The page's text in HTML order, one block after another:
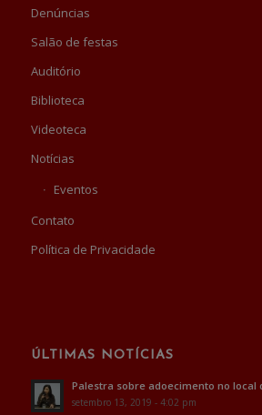
Denúncias
Salão de festas
Auditório
Biblioteca
Videoteca
Notícias
Eventos
Contato
Política de Privacidade
ÚLTIMAS NOTÍCIAS
Palestra sobre adoecimento no local
setembro 13, 2019 - 4:02 pm